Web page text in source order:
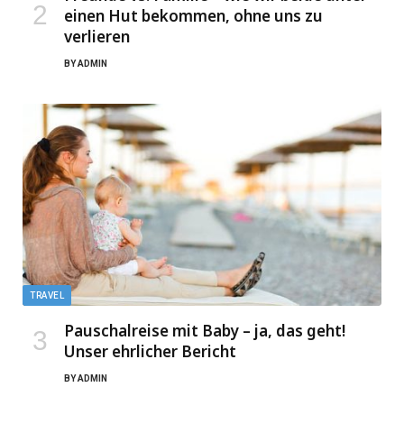
einen Hut bekommen, ohne uns zu
verlieren
BYADMIN
TRAVEL
Pauschalreise mit Baby – ja, das geht!
Unser ehrlicher Bericht
BYADMIN